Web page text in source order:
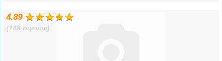
4.89
(148 оценок)